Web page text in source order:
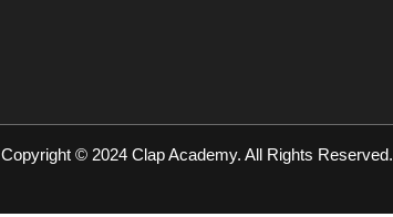
Copyright © 2024 Clap Academy. All Rights Reserved.